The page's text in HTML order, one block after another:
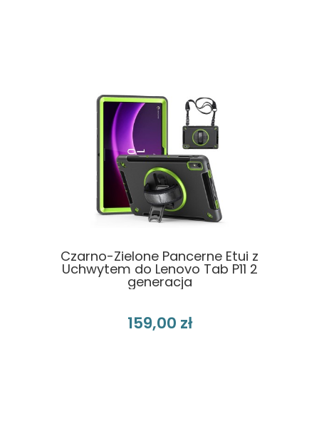
Czarno-Zielone Pancerne Etui z
Uchwytem do Lenovo Tab P11 2
generacja
159,00 zł